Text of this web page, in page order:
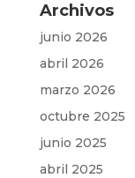
Archivos
junio 2026
abril 2026
marzo 2026
octubre 2025
junio 2025
abril 2025